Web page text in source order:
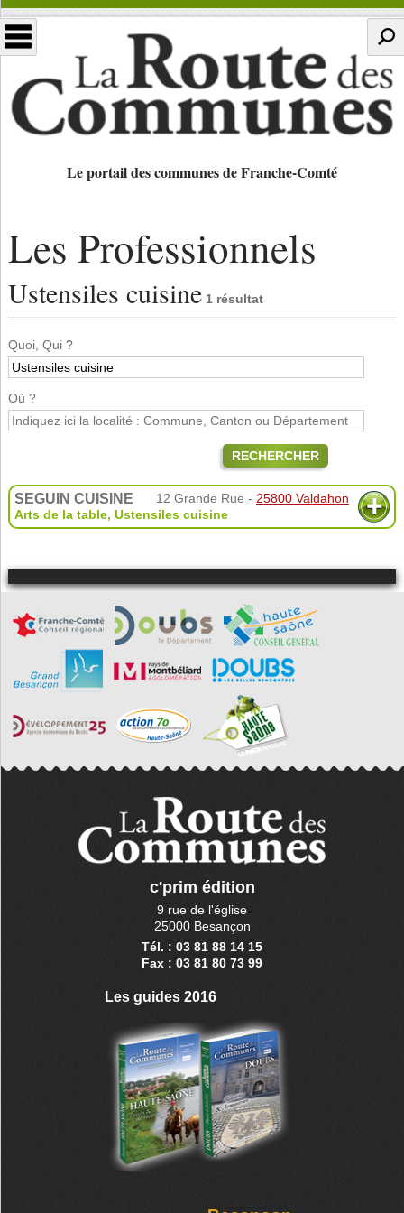
Le portail des communes de Franche-Comté
Les Professionnels
Ustensiles cuisine 1 résultat
Quoi, Qui ?
Où ?
RECHERCHER
SEGUIN CUISINE 12 Grande Rue - 25800 Valdahon
Arts de la table, Ustensiles cuisine
c'prim édition
9 rue de l'église
25000 Besançon
Tél. : 03 81 88 14 15
Fax : 03 81 80 73 99
Les guides 2016